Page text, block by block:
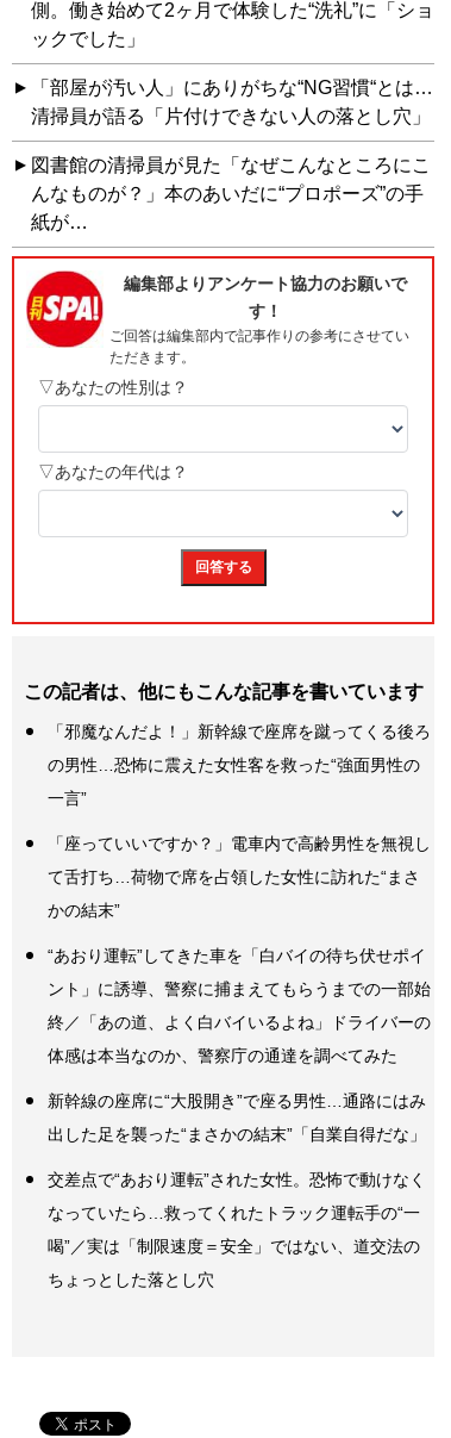
側。働き始めて2ヶ月で体験した“洗礼”に「ショ
ックでした」
「部屋が汚い人」にありがちな“NG習慣“とは…
清掃員が語る「片付けできない人の落とし穴」
図書館の清掃員が見た「なぜこんなところにこ
んなものが？」本のあいだに“プロポーズ”の手
紙が…
この記者は、他にもこんな記事を書いています
「邪魔なんだよ！」新幹線で座席を蹴ってくる後ろ
の男性…恐怖に震えた女性客を救った“強面男性の
一言”
「座っていいですか？」電車内で高齢男性を無視し
て舌打ち…荷物で席を占領した女性に訪れた“まさ
かの結末”
“あおり運転”してきた車を「白バイの待ち伏せポイ
ント」に誘導、警察に捕まえてもらうまでの一部始
終／「あの道、よく白バイいるよね」ドライバーの
体感は本当なのか、警察庁の通達を調べてみた
新幹線の座席に“大股開き”で座る男性…通路にはみ
出した足を襲った“まさかの結末”「自業自得だな」
交差点で“あおり運転”された女性。恐怖で動けなく
なっていたら…救ってくれたトラック運転手の“一
喝”／実は「制限速度＝安全」ではない、道交法の
ちょっとした落とし穴